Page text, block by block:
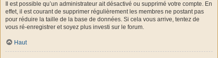
Il est possible qu’un administrateur ait désactivé ou supprimé votre compte. En
effet, il est courant de supprimer régulièrement les membres ne postant pas
pour réduire la taille de la base de données. Si cela vous arrive, tentez de
vous ré-enregistrer et soyez plus investi sur le forum.
Haut